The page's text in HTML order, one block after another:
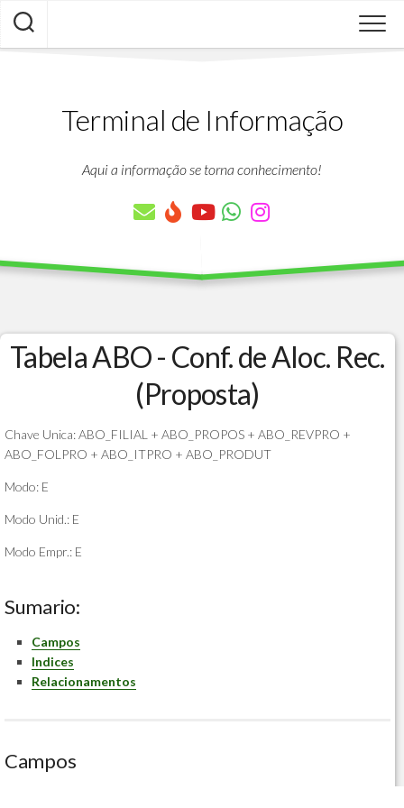
Skip
content
Terminal de Informação
Aqui a informação se torna conhecimento!
Tabela ABO - Conf. de Aloc. Rec.
(Proposta)
Chave Unica: ABO_FILIAL + ABO_PROPOS + ABO_REVPRO +
ABO_FOLPRO + ABO_ITPRO + ABO_PRODUT
Modo: E
Modo Unid.: E
Modo Empr.: E
Sumario:
Campos
Indices
Relacionamentos
Campos